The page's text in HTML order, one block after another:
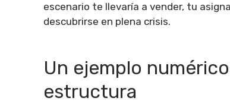
escenario te llevaría a vender, tu
descubrirse en plena crisis.
Un ejemplo
estructura